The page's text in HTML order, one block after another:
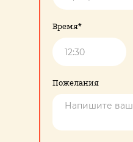
Время*
Пожелания